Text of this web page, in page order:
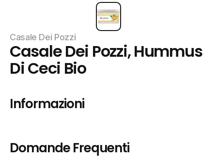
Casale Dei Pozzi
Casale Dei Pozzi, Hummus
Di Ceci Bio
Informazioni
Domande Frequenti